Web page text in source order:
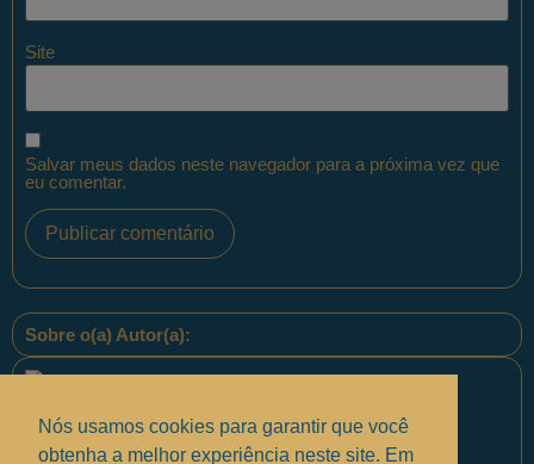
Site
Salvar meus dados neste navegador para a próxima vez que
eu comentar.
Sobre o(a) Autor(a):
Nós usamos cookies para garantir que você
obtenha a melhor experiência neste site. Em